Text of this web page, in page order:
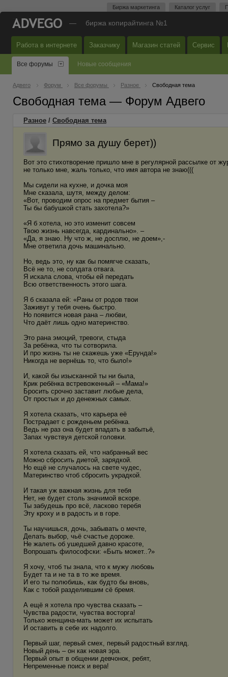
Биржа маркетинга Каталог услуг
— биржа копирайтинга №1
Работа в интернете Заказчику Магазин статей Сервис
Все форумы Новые сообщения
Адвего Форум Все форумы Разное Свободная тема
Свободная тема — Форум Адвего
Разное / Свободная тема
Прямо за душу берет))
Вот это стихотворение пришло мне в регулярной рассылке от
не только мне, жаль только, что имя автора не знаю(((
Мы сидели на кухне, и дочка моя
Мне сказала, шутя, между делом:
«Вот, проводим опрос на предмет бытия –
Ты бы бабушкой стать захотела?»
«Я б хотела, но это изменит совсем
Твою жизнь навсегда, кардинально». –
«Да, я знаю. Ну что ж, не досплю, не доем»,-
Мне ответила дочь машинально.
Но, ведь это, ну как бы помягче сказать,
Всё не то, не солдата отвага.
Я искала слова, чтобы ей передать
Всю ответственность этого шага.
Я б сказала ей: «Раны от родов твои
Заживут у тебя очень быстро.
Но появится новая рана – любви,
Что даёт лишь одно материнство.
Это рана эмоций, тревоги, стыда
За ребёнка, что ты сотворила.
И про жизнь ты не скажешь уже «Ерунда!»
Никогда не вернёшь то, что было!»
И, какой бы изысканной ты ни была,
Крик ребёнка встревоженный – «Мама!»
Бросить срочно заставит любые дела,
От простых и до денежных самых.
Я хотела сказать, что карьера её
Пострадает с рожденьем ребёнка.
Ведь не раз она будет впадать в забытьё,
Запах чувствуя детской головки.
Я хотела сказать ей, что набранный вес
Можно сбросить диетой, зарядкой.
Но ещё не случалось на свете чудес,
Материнство чтоб сбросить украдкой.
И такая уж важная жизнь для тебя
Нет, не будет столь значимой вскоре.
Ты забудешь про всё, ласково теребя
Эту кроху и в радость и в горе.
Ты научишься, дочь, забывать о мечте,
Делать выбор, чьё счастье дороже.
Не жалеть об ушедшей давно красоте,
Вопрошать философски: «Быть может..?»
Я хочу, чтоб ты знала, что к мужу любовь
Будет та и не та в то же время.
И его ты полюбишь, как будто бы вновь,
Как с тобой разделившим сё бремя.
А ещё я хотела про чувства сказать –
Чувства радости, чувства восторга!
Только женщина-мать может их испытать
И оставить в себе их надолго.
Первый шаг, первый смех, первый радостный взгляд.
Новый день – он как новая эра.
Первый опыт в общении девчонок, ребят,
Непременные поиск и вера!